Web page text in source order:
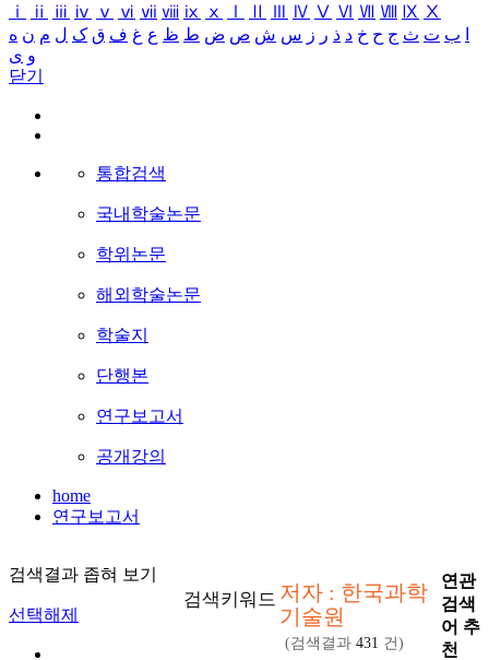
ⅰ
ⅱ ⅲ ⅳ ⅴ ⅵ ⅶ ⅷ ⅸ ⅹ Ⅳ Ⅴ Ⅵ Ⅶ Ⅷ Ⅸ Ⅹ
ب ت ث ج ح خ د ذ ر ز س ش ص ض ط ظ ع غ ف ق ک ل م ن ه
و ی
닫기
통합검색
국내학술논문
학위논문
해외학술논문
학술지
단행본
연구보고서
공개강의
home
연구보고서
검색결과 좁혀 보기
선택해제
검색키워드 저자 : 한국과학
기술원
(검색결과 431 건)
연관
검색
어 추
천